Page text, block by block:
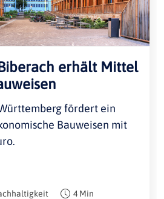
erhält Mittel
fördert ein
Bauweisen mit
4 Min